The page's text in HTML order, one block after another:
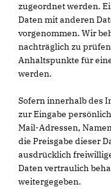
zugeordnet werden.
Daten mit anderen
vorgenommen. Wir
nachträglich zu
Anhaltspunkte für
werden.
Sofern innerhalb des
zur Eingabe
Mail-Adressen,
die Preisgabe dieser
ausdrücklich
Daten vertraulich
weitergegeben.